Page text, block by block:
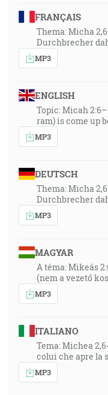
FRANÇAIS
Thema: Micha
Durchbrecher
MP3
ENGLISH
Topic: Micah
ram) is come up
MP3
DEUTSCH
Thema: Micha
Durchbrecher
MP3
MAGYAR
A téma: Mikeás
(nem a vezető
MP3
ITALIANO
Tema: Michea
colui che apre la
MP3